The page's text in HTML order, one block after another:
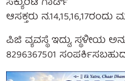
ಆಸಕ್ತರು
ಪಿಜಿ ವ್ಯವಸ್ಥೆ ಇದ್ದು, ಸ್ಥಳೀಯ
8296367501